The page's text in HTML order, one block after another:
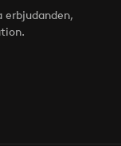
erbjudanden,